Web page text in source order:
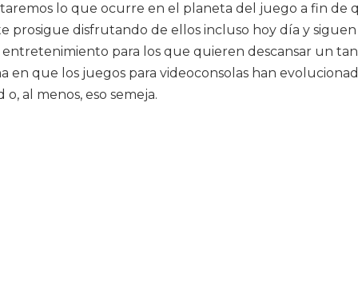
lo que ocurre en el planeta del juego a fin
prosigue disfrutando de ellos incluso hoy día y
para los que quieren descansar un
en que los juegos para videoconsolas han
al menos, eso semeja.